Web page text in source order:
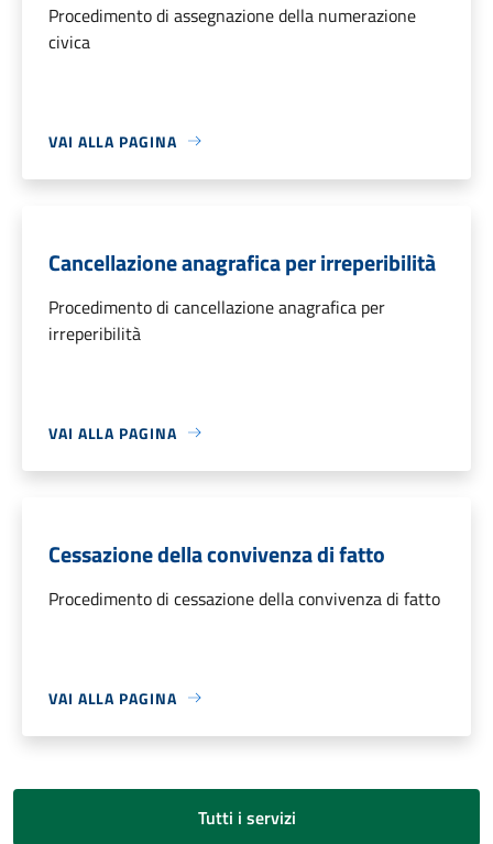
Procedimento di assegnazione della numerazione
civica
VAI ALLA PAGINA
Cancellazione anagrafica per irreperibilità
Procedimento di cancellazione anagrafica per
irreperibilità
VAI ALLA PAGINA
Cessazione della convivenza di fatto
Procedimento di cessazione della convivenza di fatto
VAI ALLA PAGINA
Tutti i servizi